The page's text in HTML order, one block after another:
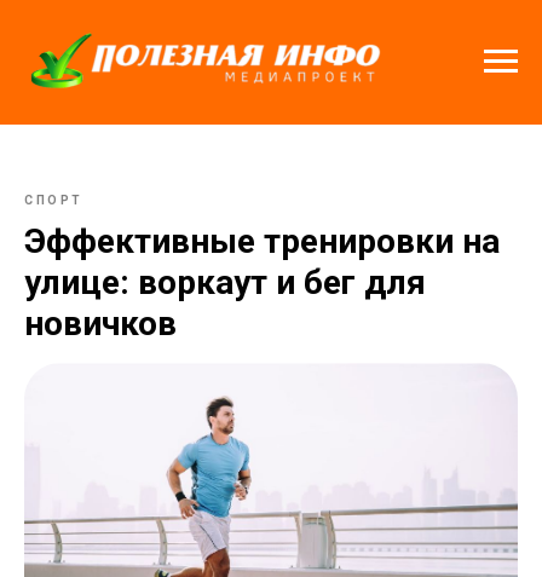
СПОРТ
Эффективные тренировки на
улице: воркаут и бег для
новичков